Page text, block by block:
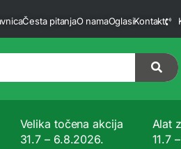
Česta pitanjaO namaOglasiKontakt
Velika točena akcija
31.7 – 6.8.2026.
Alat
11.7